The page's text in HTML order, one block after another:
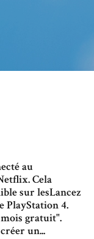
au
Cela
sur lesLancez
PlayStation 4.
gratuit".
un...